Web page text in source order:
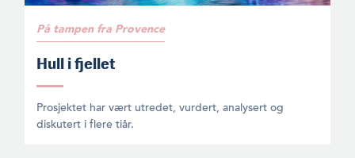
På tampen fra Provence
Hull i fjellet
Prosjektet har vært utredet, vurdert, analysert og
diskutert i flere tiår.